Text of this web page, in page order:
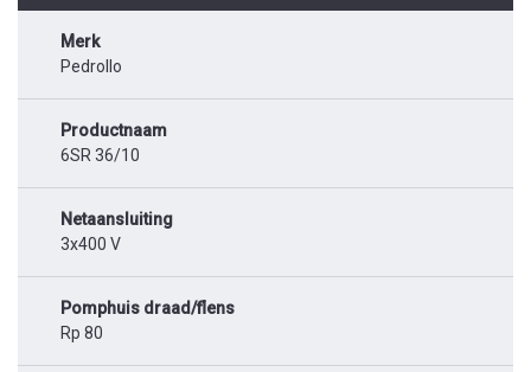
Merk
Pedrollo
Productnaam
6SR 36/10
Netaansluiting
3x400 V
Pomphuis draad/flens
Rp 80